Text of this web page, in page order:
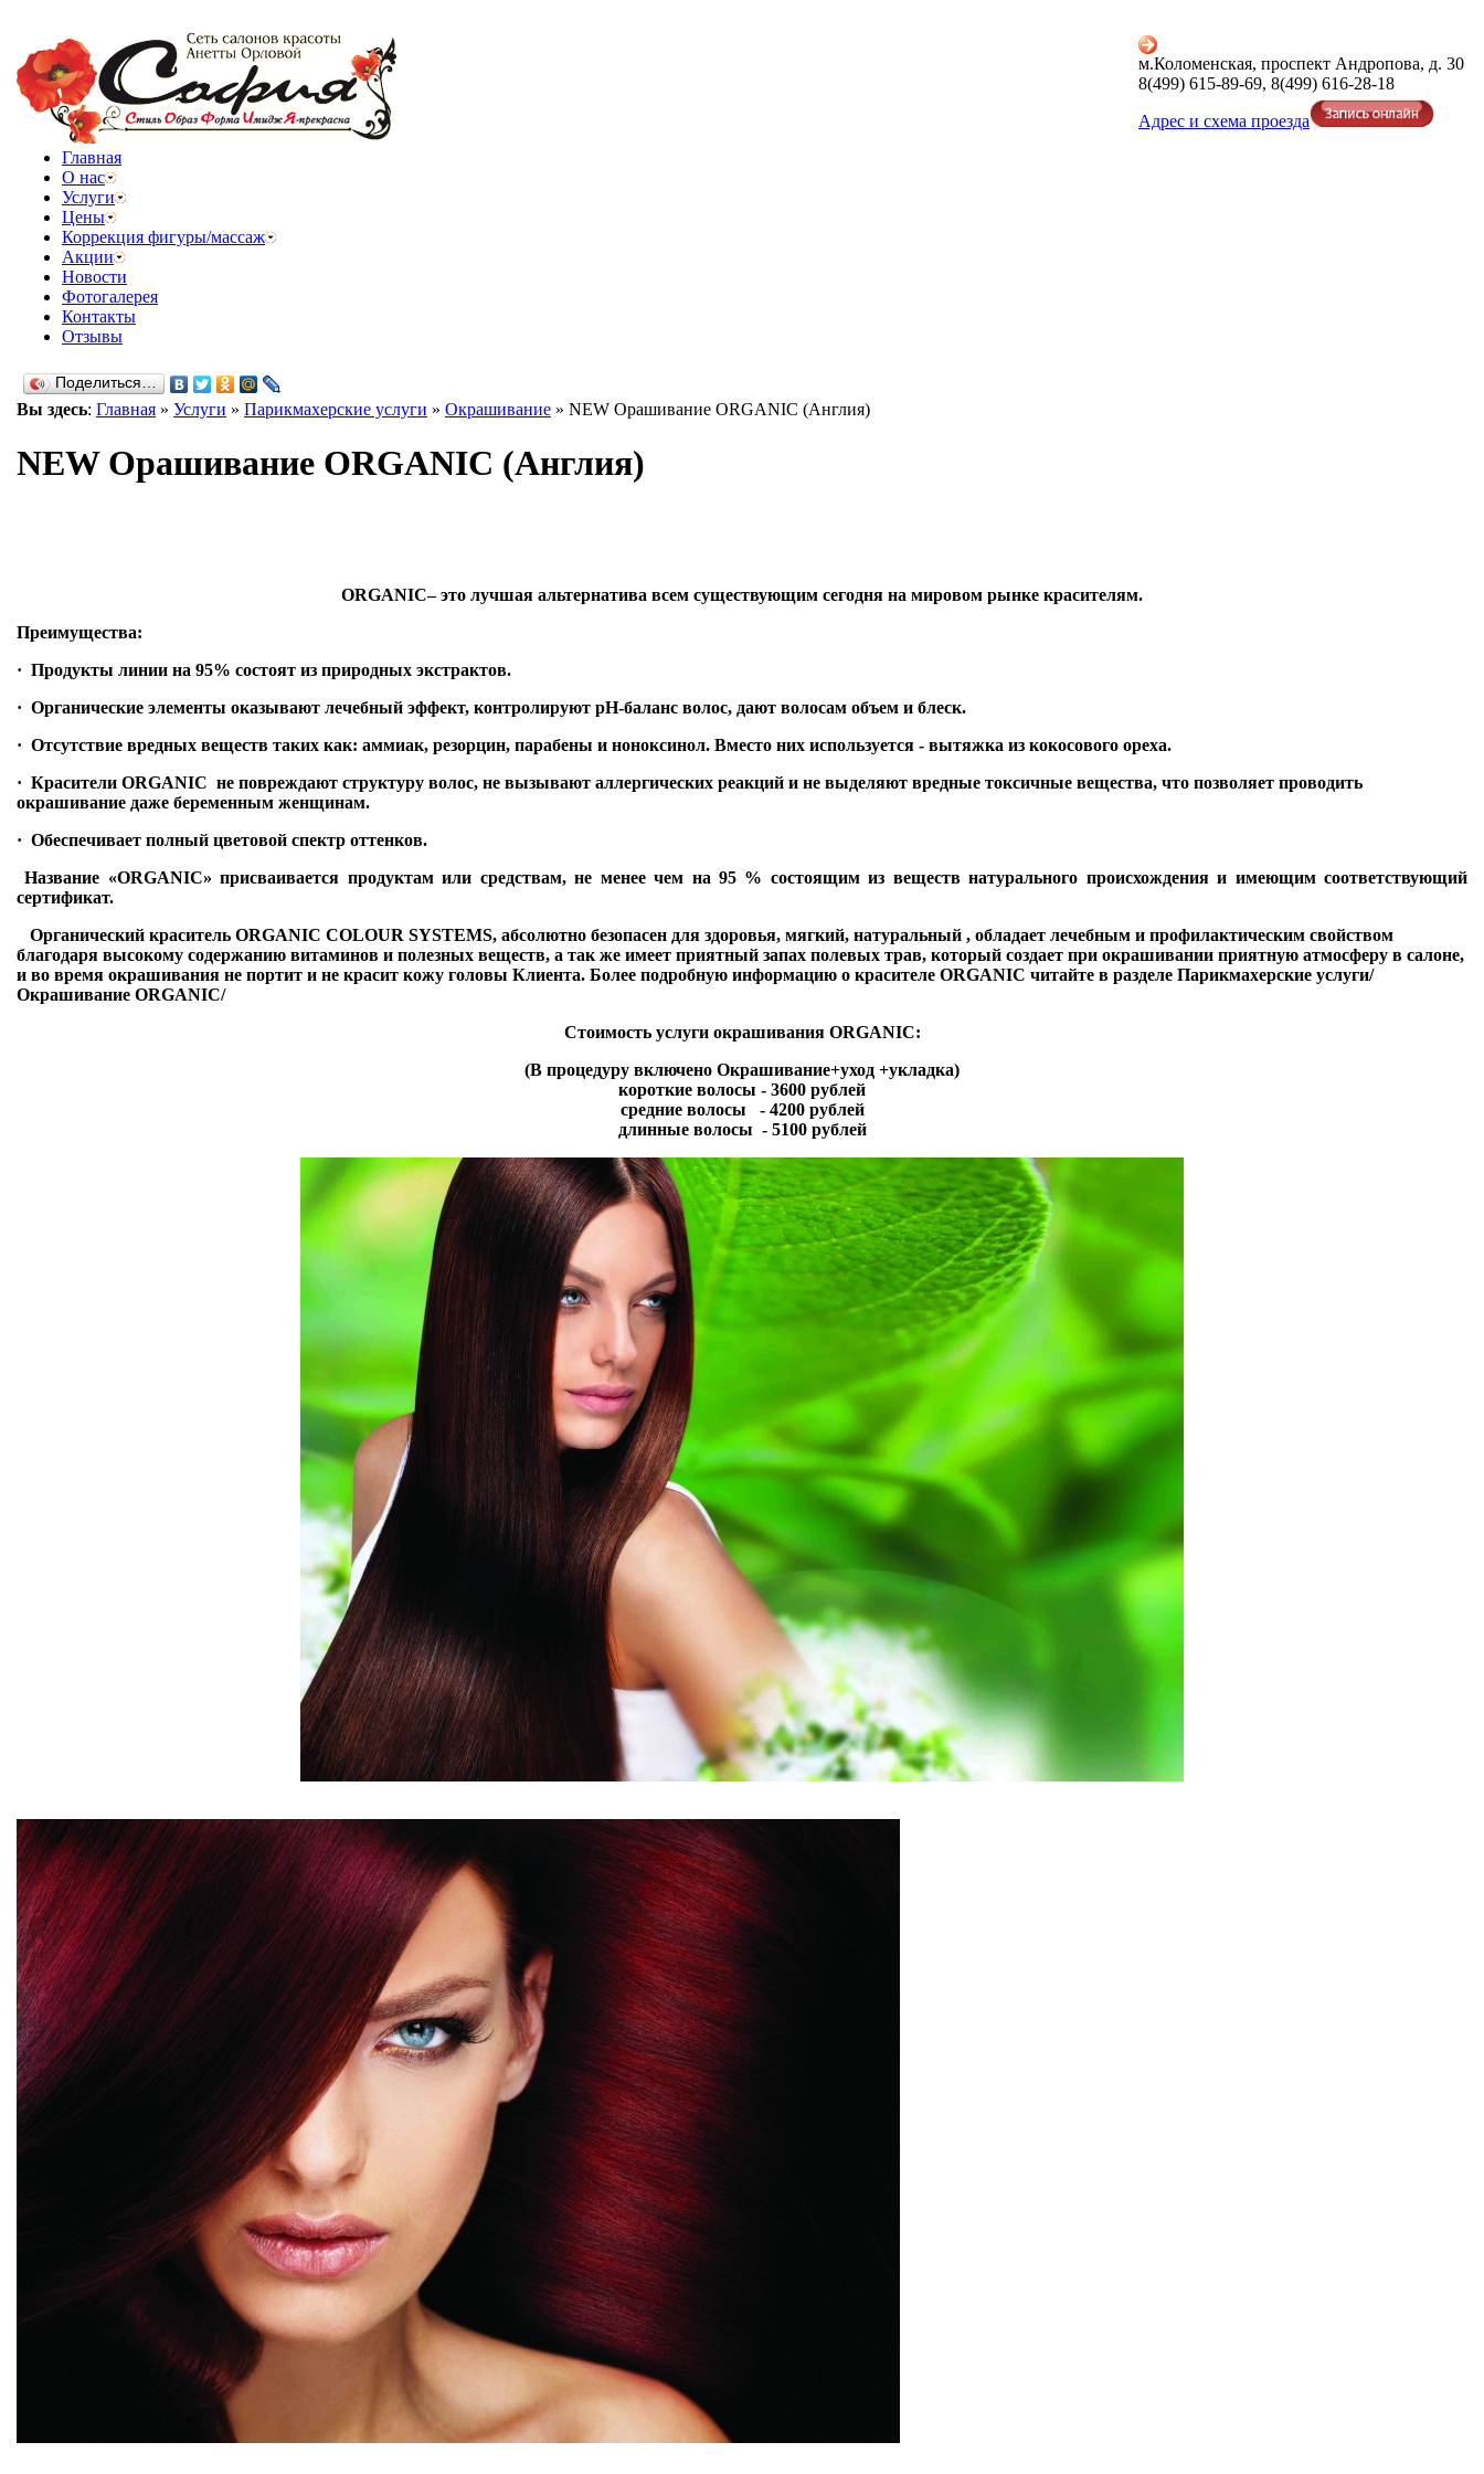
м.Коломенская, проспект Андропова, д. 30
8(499) 615-89-69, 8(499) 616-28-18
Адрес и схема проезда
Главная
О нас
Услуги
Цены
Коррекция фигуры/массаж
Акции
Новости
Фотогалерея
Контакты
Отзывы
Поделиться…
Вы здесь: Главная » Услуги » Парикмахерские услуги » Окрашивание » NEW Орашивание ORGANIC (Англия)
NEW Орашивание ORGANIC (Англия)
ORGANIC– это лучшая альтернатива всем существующим сегодня на мировом рынке красителям.
Преимущества:
· Продукты линии на 95% состоят из природных экстрактов.
· Органические элементы оказывают лечебный эффект, контролируют pH-баланс волос, дают волосам объем и блеск.
· Отсутствие вредных веществ таких как: аммиак, резорцин, парабены и нонокcинол. Вместо них используется - вытяжка из кокосового ореха.
· Красители ORGANIC не повреждают структуру волос, не вызывают аллергических реакций и не выделяют вредные токсичные вещества, что позволяет проводить
окрашивание даже беременным женщинам.
· Обеспечивает полный цветовой спектр оттенков.
Название «ORGANIC» присваивается продуктам или средствам, не менее чем на 95 % состоящим из веществ натурального происхождения и имеющим соответствующий
сертификат.
Органический краситель ORGANIC COLOUR SYSTEMS, абсолютно безопасен для здоровья, мягкий, натуральный , обладает лечебным и профилактическим свойством
благодаря высокому содержанию витаминов и полезных веществ, а так же имеет приятный запах полевых трав, который создает при окрашивании приятную атмосферу в салоне,
и во время окрашивания не портит и не красит кожу головы Клиента. Более подробную информацию о красителе ORGANIC читайте в разделе Парикмахерские услуги/
Окрашивание ORGANIC/
Стоимость услуги окрашивания ORGANIC:
(В процедуру включено Окрашивание+уход +укладка)
короткие волосы - 3600 рублей
средние волосы - 4200 рублей
длинные волосы - 5100 рублей